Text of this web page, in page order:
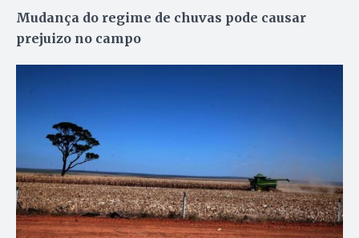
Mudança do regime de chuvas pode causar
prejuizo no campo